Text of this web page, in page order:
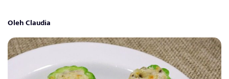
Oleh Claudia